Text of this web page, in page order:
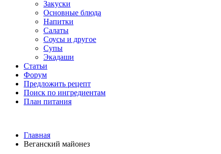
Закуски
Основные блюда
Напитки
Салаты
Соусы и другое
Супы
Экадаши
Статьи
Форум
Предложить рецепт
Поиск по ингредиентам
План питания
Главная
Веганский майонез